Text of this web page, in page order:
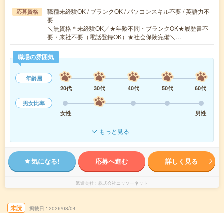
応募資格
職種未経験OK / ブランクOK / パソコンスキル不要 / 英語力不
要
＼無資格＊未経験OK／★年齢不問・ブランクOK★履歴書不
要・来社不要（電話登録OK）★社会保険完備＼…
職場の雰囲気
年齢層
20代
30代 40代 50代
60代
男女比率
女性
男性
もっと見る
気になる! 応募へ進む 詳しく見る
派遣会社 株式会社ニッソーネット
未読 掲載日 2026/08/04